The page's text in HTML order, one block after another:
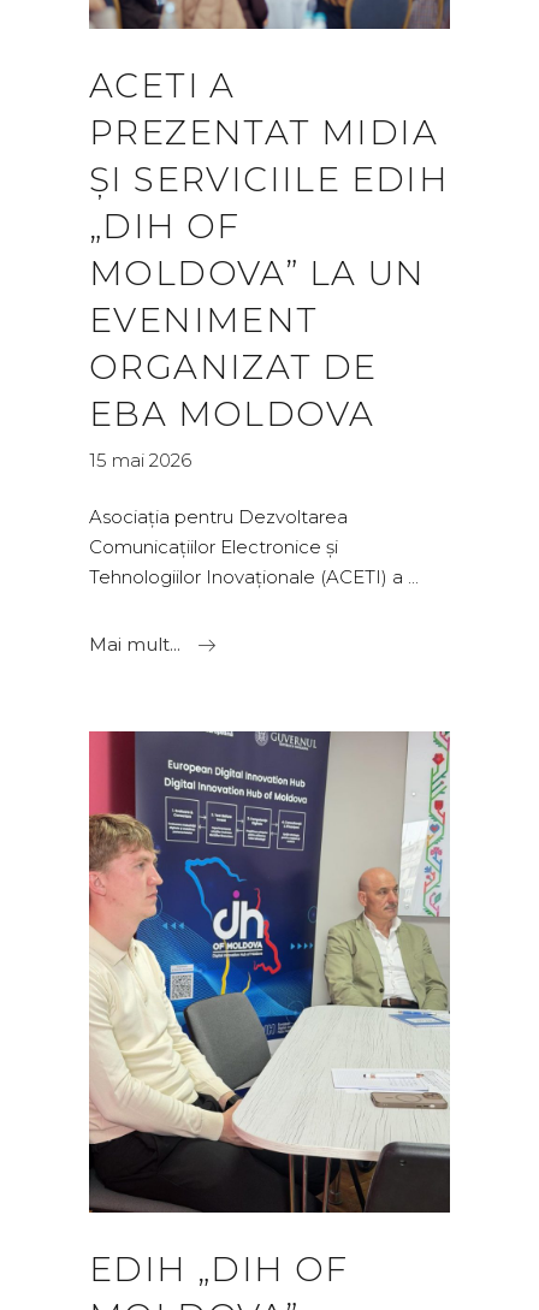
ACETI A
PREZENTAT MIDIA
ȘI SERVICIILE EDIH
„DIH OF
MOLDOVA” LA UN
EVENIMENT
ORGANIZAT DE
EBA MOLDOVA
15 mai 2026
Asociația pentru Dezvoltarea
Comunicațiilor Electronice și
Tehnologiilor Inovaționale (ACETI) a
Mai mult...
EDIH „DIH OF